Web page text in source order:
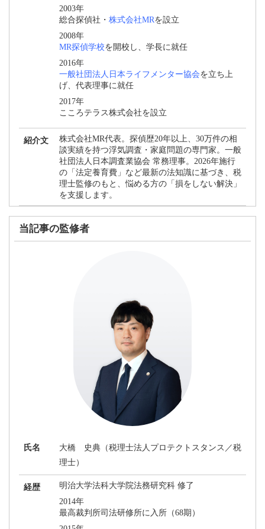
2003年
総合探偵社・ 株式会社MRを設立
2008年
MR探偵学校を開校し、学長に就任
2016年
一般社団法人日本ライフメンター協会を立ち上
げ、代表理事に就任
2017年
こころテラス株式会社を設立
紹介文
株式会社MR代表。探偵歴20年以上、30万件の相
談実績を持つ浮気調査・家庭問題の専門家。一般
社団法人日本調査業協会 常務理事。2026年施行
の「法定養育費」など最新の法知識に基づき、税
理士監修のもと、悩める方の「損をしない解決」
を支援します。
当記事の監修者
氏名
大橋 史典（税理士法人プロテクトスタンス／税
理士）
経歴
明治大学法科大学院法務研究科 修了
2014年
最高裁判所司法研修所に入所（68期）